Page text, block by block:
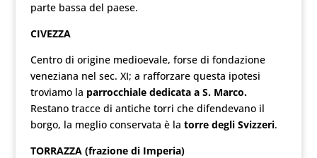
parte bassa del paese.
CIVEZZA
Centro di origine medioevale, forse di fondazione
veneziana nel sec. XI; a rafforzare questa ipotesi
troviamo la parrocchiale dedicata a S. Marco.
Restano tracce di antiche torri che difendevano il
borgo, la meglio conservata è la torre degli Svizzeri.
TORRAZZA (frazione di Imperia)